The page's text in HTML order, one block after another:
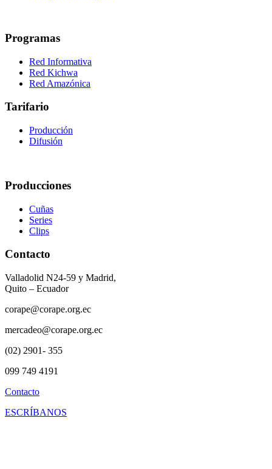
Programas
Red Informativa
Red Kichwa
Red Amazónica
Tarifario
Producción
Difusión
Producciones
Cuñas
Series
Clips
Contacto
Valladolid N24-59 y Madrid,
Quito – Ecuador
corape@corape.org.ec
mercadeo@corape.org.ec
(02) 2901- 355
099 749 4191
Contacto
ESCRÍBANOS